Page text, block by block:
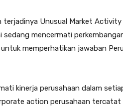
terjadinya Unusual Market
sedang mencermati
memperhatikan jawaban
kinerja perusahaan dalam
action perusahaan